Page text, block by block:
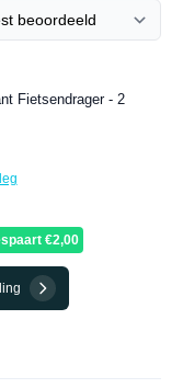
dit moment.
Fietsendrager - 2
€2,00